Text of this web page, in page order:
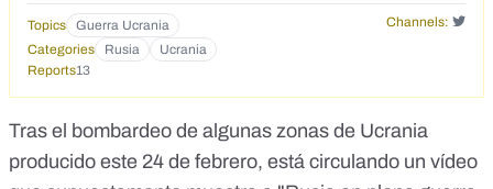
Topics Guerra Ucrania
Channels:
Categories
Rusia
Ucrania
Reports13
Tras el bombardeo de algunas zonas de Ucrania
producido este 24 de febrero, está circulando un vídeo